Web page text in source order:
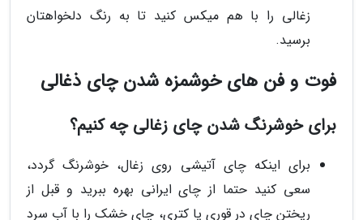
زغالی را با هم میکس کنید تا به رنگ دلخواهتان
برسید.
فوت و فن های خوشمزه شدن چای ذغالی
برای خوشرنگ شدن چای زغالی چه کنیم؟
برای اینکه چای آتیشی روی زغال، خوشرنگ گردد،
سعی کنید حتما از چای ایرانی بهره ببرید و قبل از
ریختن چای در قوری یا کتری، چای خشک را با آب سرد